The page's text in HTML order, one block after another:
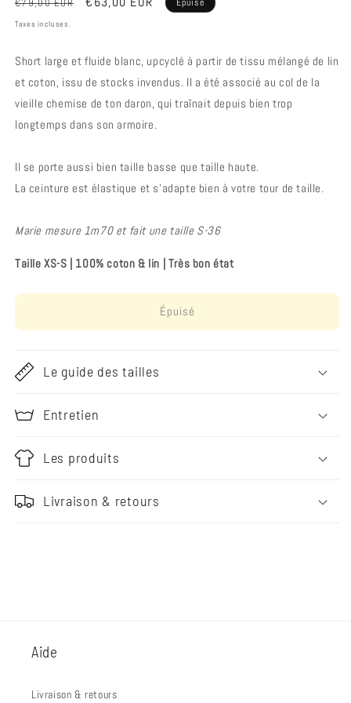
habituel
€79,00 EUR
Taxes incluses.
Short large et fluide blanc, upcyclé à partir de tissu mélangé de lin
et coton, issu de stocks invendus. Il a été associé au col de la
vieille chemise de ton daron, qui traînait depuis bien trop
longtemps dans son armoire.
Il se porte aussi bien taille basse que taille haute.
La ceinture est élastique et s'adapte bien à votre tour de taille.
Marie mesure 1m70 et fait une taille S-36
Taille XS-S | 100% coton & lin | Très bon état
Épuisé
Le guide des tailles
Entretien
Les produits
Livraison & retours
Aide
Livraison & retours